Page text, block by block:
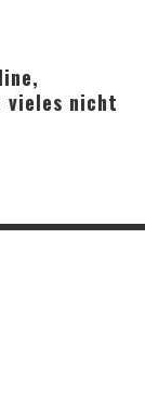
vieles nicht